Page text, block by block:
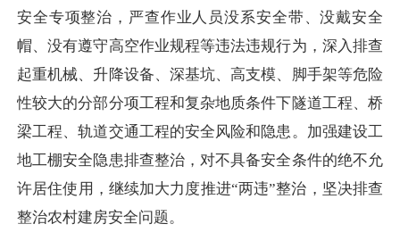
安全专项整治，严查作业人员没系安全带、没戴安全
帽、没有遵守高空作业规程等违法违规行为，深入排查
起重机械、升降设备、深基坑、高支模、脚手架等危险
性较大的分部分项工程和复杂地质条件下隧道工程、桥
梁工程、轨道交通工程的安全风险和隐患。加强建设工
地工棚安全隐患排查整治，对不具备安全条件的绝不允
许居住使用，继续加大力度推进“两违”整治，坚决排查
整治农村建房安全问题。